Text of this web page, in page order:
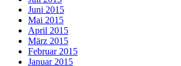
Juni 2015
Mai 2015
April 2015
März 2015
Februar 2015
Januar 2015